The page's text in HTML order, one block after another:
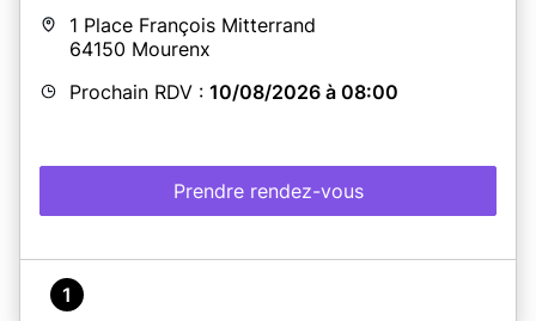
1 Place François Mitterrand
64150 Mourenx
Prochain RDV : 10/08/2026 à 08:00
Prendre rendez-vous
1